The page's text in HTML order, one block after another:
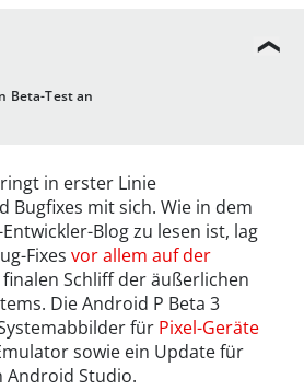
Beta-Test an
in erster Linie
Bugfixes mit sich. Wie in dem
Blog zu lesen ist, lag
Fixes vor allem auf der
Schliff der äußerlichen
Die Android P Beta 3
für Pixel-Geräte
sowie ein Update für
Android Studio.